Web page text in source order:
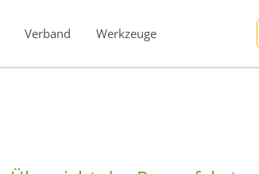
Verband Werkzeuge